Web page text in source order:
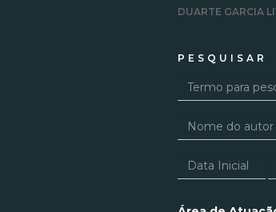
DUARTE GARCIA
PESQUISAR